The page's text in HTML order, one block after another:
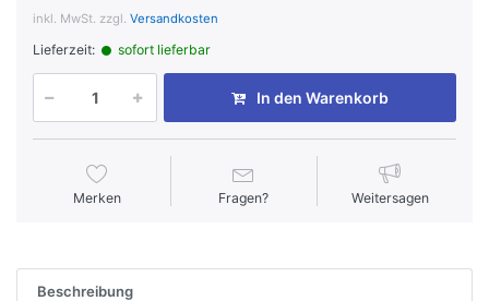
inkl. MwSt. zzgl. Versandkosten
Lieferzeit: sofort lieferbar
In den Warenkorb
Merken Fragen? Weitersagen
Beschreibung